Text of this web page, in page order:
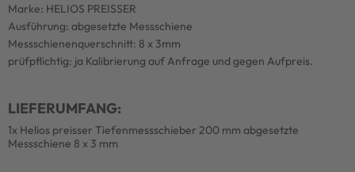
Marke: HELIOS PREISSER
Ausführung: abgesetzte Messschiene
Messschienenquerschnitt: 8 x 3mm
prüfpflichtig: ja Kalibrierung auf Anfrage und gegen Aufpreis.
LIEFERUMFANG:
1x Helios preisser Tiefenmessschieber 200 mm abgesetzte
Messschiene 8 x 3 mm